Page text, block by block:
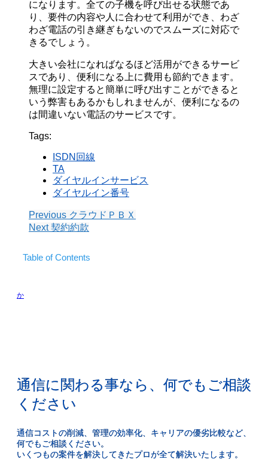
になります。全ての子機を呼び出せる状態であ
り、要件の内容や人に合わせて利用ができ、わざ
わざ電話の引き継ぎもないのでスムーズに対応で
きるでしょう。
大きい会社になればなるほど活用ができるサービ
スであり、便利になる上に費用も節約できます。
無理に設定すると簡単に呼び出すことができると
いう弊害もあるかもしれませんが、便利になるの
は間違いない電話のサービスです。
Tags:
ISDN回線
TA
ダイヤルインサービス
ダイヤルイン番号
Previous クラウドＰＢＸ
Next契約約款
Table of Contents
か
通信に関わる事なら、何でもご相談
ください
通信コストの削減、管理の効率化、キャリアの優劣比較など、
何でもご相談ください。
いくつもの案件を解決してきたプロが全て解決いたします。